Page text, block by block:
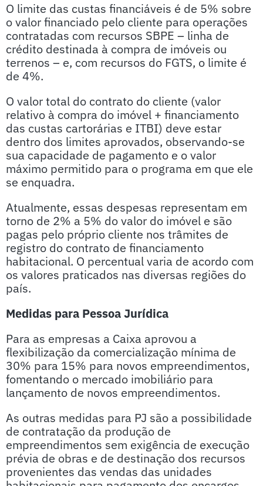
O limite das custas financiáveis é de 5% sobre
o valor financiado pelo cliente para operações
contratadas com recursos SBPE – linha de
crédito destinada à compra de imóveis ou
terrenos – e, com recursos do FGTS, o limite é
de 4%.
O valor total do contrato do cliente (valor
relativo à compra do imóvel + financiamento
das custas cartorárias e ITBI) deve estar
dentro dos limites aprovados, observando-se
sua capacidade de pagamento e o valor
máximo permitido para o programa em que ele
se enquadra.
Atualmente, essas despesas representam em
torno de 2% a 5% do valor do imóvel e são
pagas pelo próprio cliente nos trâmites de
registro do contrato de financiamento
habitacional. O percentual varia de acordo com
os valores praticados nas diversas regiões do
país.
Medidas para Pessoa Jurídica
Para as empresas a Caixa aprovou a
flexibilização da comercialização mínima de
30% para 15% para novos empreendimentos,
fomentando o mercado imobiliário para
lançamento de novos empreendimentos.
As outras medidas para PJ são a possibilidade
de contratação da produção de
empreendimentos sem exigência de execução
prévia de obras e de destinação dos recursos
provenientes das vendas das unidades